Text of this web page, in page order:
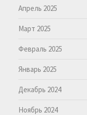
Апрель 2025
Март 2025
Февраль 2025
Январь 2025
Декабрь 2024
Ноябрь 2024